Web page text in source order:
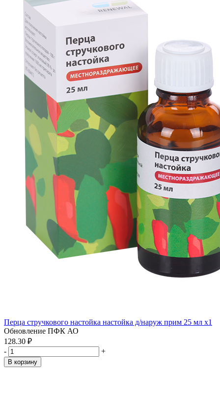
Перца стручкового настойка настойка д/наруж прим 25 мл x1
Обновление ПФК АО
128.30 ₽
-
+
В корзину